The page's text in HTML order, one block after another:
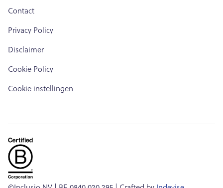
Contact
Privacy Policy
Disclaimer
Cookie Policy
Cookie instellingen